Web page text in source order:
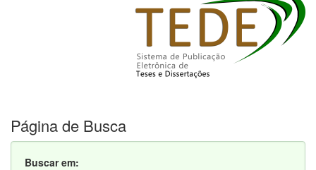
Página de Busca
Buscar em: